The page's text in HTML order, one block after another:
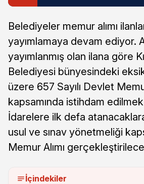
Belediyeler memur alımı
yayımlamaya devam ediyor.
yayımlanmış olan ilana göre
Belediyesi bünyesindeki
üzere 657 Sayılı Devlet
kapsamında istihdam
İdarelere ilk defa
usul ve sınav yönetmeliği
Memur Alımı
İçindekiler